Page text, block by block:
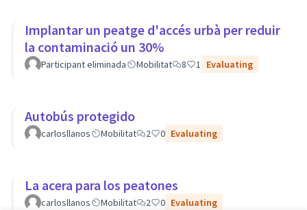
Implantar un peatge d'accés urbà per reduir
la contaminació un 30%
Participant eliminada Mobilitat 8 1 Evaluating
Autobús protegido
carlosllanos Mobilitat 2 0 Evaluating
La acera para los peatones
carlosllanos Mobilitat 2 0 Evaluating